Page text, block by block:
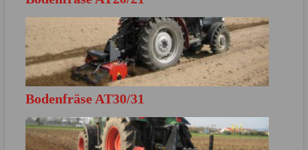
Direkt zur Produktbroschüre
Bodenfräse AT30/31